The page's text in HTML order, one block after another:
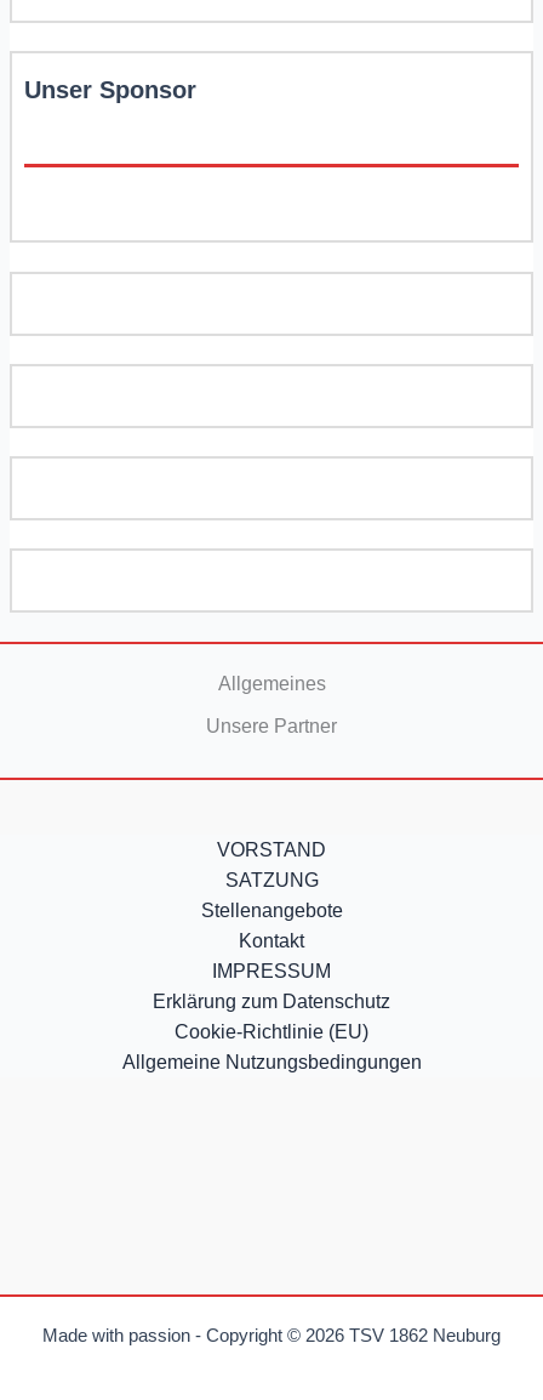
Unser Sponsor
Allgemeines
Unsere Partner
VORSTAND
SATZUNG
Stellenangebote
Kontakt
IMPRESSUM
Erklärung zum Datenschutz
Cookie-Richtlinie (EU)
Allgemeine Nutzungsbedingungen
Made with passion - Copyright © 2026 TSV 1862 Neuburg